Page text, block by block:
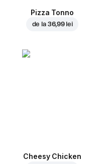
Pizza Tonno
de la 36,99 lei
Cheesy Chicken